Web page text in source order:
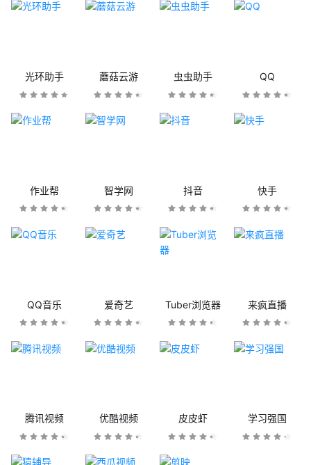
光环助手 蘑菇云游 虫虫助手 QQ
作业帮 智学网 抖音 快手
QQ音乐 爱奇艺 Tuber浏览器 来疯直播
腾讯视频 优酷视频 皮皮虾 学习强国